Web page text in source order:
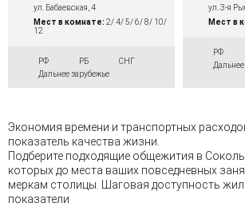
ул. Бабаевская, 4
Мест в комнате: 2/ 4/ 5/ 6/ 8/ 10/
12
РФ РБ
СНГ
Дальнее зарубежье
ул. 3-я
Мест в
РФ
Дальнее
Экономия времени и транспортных
показатель качества жизни.
Подберите подходящие общежития в
которых до места ваших повседневных
меркам столицы. Шаговая доступность
показатели